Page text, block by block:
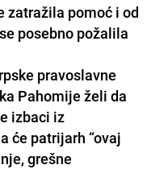
zatražila pomoć i od
posebno požalila
pravoslavne
Pahomije želi da
izbaci iz
će patrijarh “ovaj
grešne